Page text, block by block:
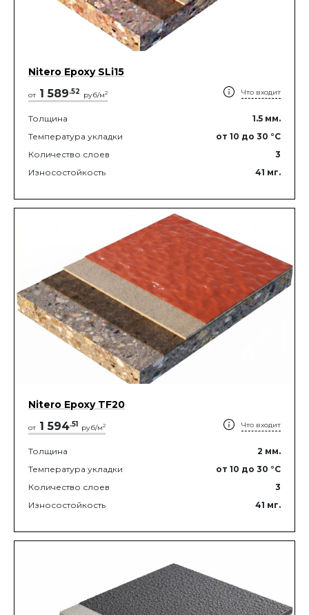
Nitero Epoxy SLi15
от 1 589.52 руб/м2 Что входит
Толщина 1.5 мм.
Температура укладки
от 10 до 30 °C
Количество слоев
3
Износостойкость
41 мг.
Nitero Epoxy TF20
от 1 594.51 руб/м2 Что входит
Толщина 2 мм.
Температура укладки
от 10 до 30 °C
Количество слоев
3
Износостойкость
41 мг.